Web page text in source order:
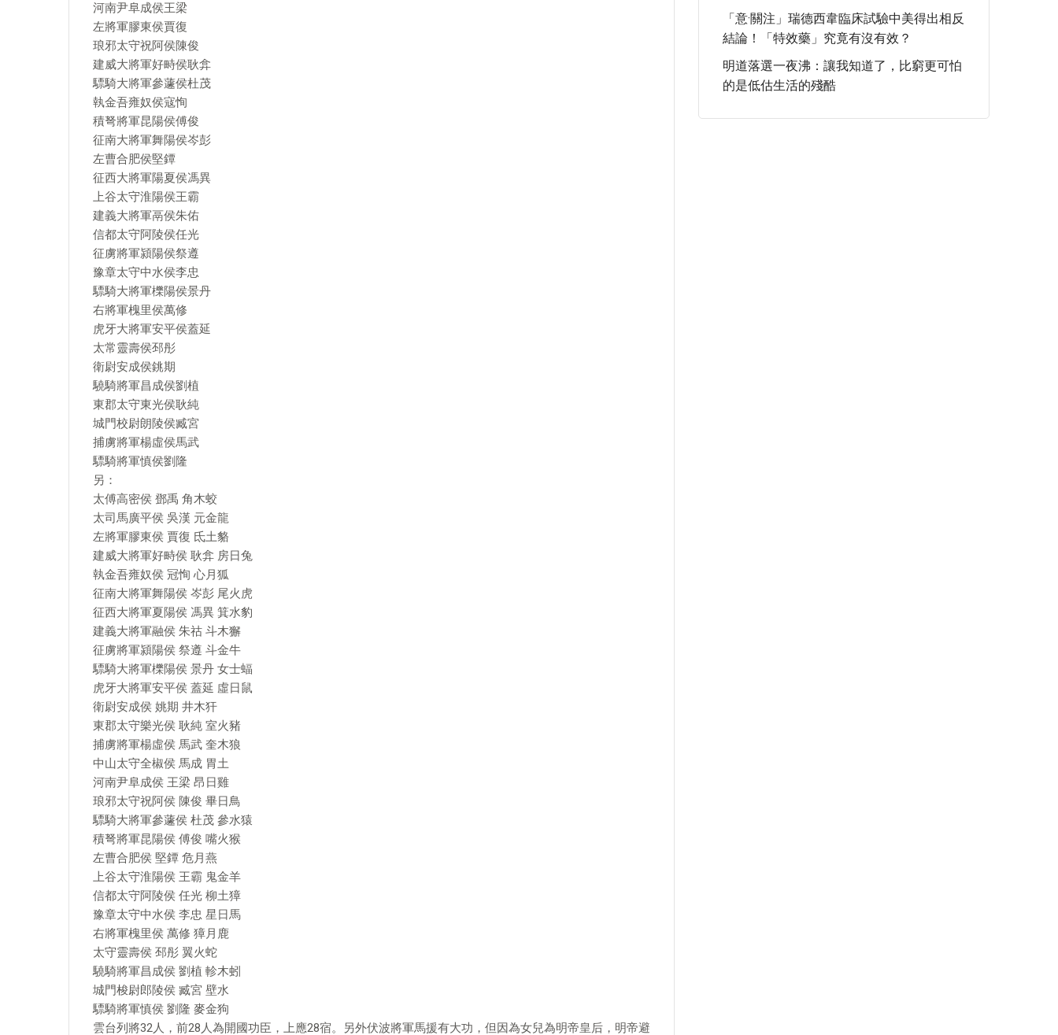
河南尹阜成侯王梁
左將軍膠東侯賈復
琅邪太守祝阿侯陳俊
建威大將軍好畤侯耿弇
驃騎大將軍參蘧侯杜茂
執金吾雍奴侯寇恂
積弩將軍昆陽侯傅俊
征南大將軍舞陽侯岑彭
左曹合肥侯堅鐔
征西大將軍陽夏侯馮異
上谷太守淮陽侯王霸
建義大將軍鬲侯朱佑
信都太守阿陵侯任光
征虜將軍潁陽侯祭遵
豫章太守中水侯李忠
驃騎大將軍櫟陽侯景丹
右將軍槐里侯萬修
虎牙大將軍安平侯蓋延
太常靈壽侯邳彤
衛尉安成侯銚期
驍騎將軍昌成侯劉植
東郡太守東光侯耿純
城門校尉朗陵侯臧宮
捕虜將軍楊虛侯馬武
驃騎將軍慎侯劉隆
另：
太傅高密侯 鄧禹 角木蛟
太司馬廣平侯 吳漢 元金龍
左將軍膠東侯 賈復 氐土貉
建威大將軍好畤侯 耿弇 房日兔
執金吾雍奴侯 冠恂 心月狐
征南大將軍舞陽侯 岑彭 尾火虎
征西大將軍夏陽侯 馮異 箕水豹
建義大將軍融侯 朱祜 斗木獬
征虜將軍潁陽侯 祭遵 斗金牛
驃騎大將軍櫟陽侯 景丹 女士蝠
虎牙大將軍安平侯 蓋延 虛日鼠
衛尉安成侯 姚期 井木犴
東郡太守樂光侯 耿純 室火豬
捕虜將軍楊虛侯 馬武 奎木狼
中山太守全椒侯 馬成 胃土
河南尹阜成侯 王梁 昂日雞
琅邪太守祝阿侯 陳俊 畢日鳥
驃騎大將軍參蘧侯 杜茂 參水猿
積弩將軍昆陽侯 傅俊 嘴火猴
左曹合肥侯 堅鐔 危月燕
上谷太守淮陽侯 王霸 鬼金羊
信都太守阿陵侯 任光 柳土獐
豫章太守中水侯 李忠 星日馬
右將軍槐里侯 萬修 獐月鹿
太守靈壽侯 邳彤 翼火蛇
驍騎將軍昌成侯 劉植 軫木蚓
城門梭尉郎陵侯 臧宮 壁水
驃騎將軍慎侯 劉隆 麥金狗
雲台列將32人，前28人為開國功臣，上應28宿。另外伏波將軍馬援有大功，但因為女兒為明帝皇后，明帝避
「意·關注」瑞德西韋臨床試驗中美得出相反
結論！「特效藥」究竟有沒有效？
明道落選一夜沸：讓我知道了，比窮更可怕
的是低估生活的殘酷